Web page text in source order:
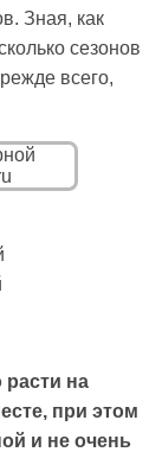
Зная, как
сезонов
всего,
на
при этом
и не очень